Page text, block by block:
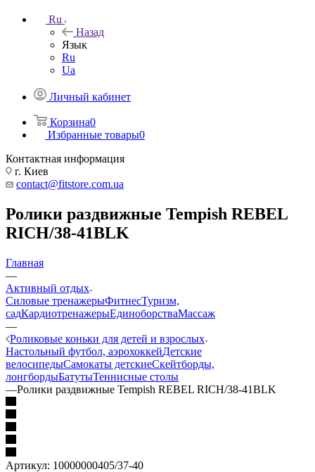
Ru
Назад
Язык
Ru
Ua
Личный кабинет
Корзина0
Избранные товары0
Контактная информация
г. Киев
contact@fitstore.com.ua
Ролики раздвижные Tempish REBEL
RICH/38-41BLK
Главная
—
Активный отдых
Силовые тренажерыФитнесТуризм,
садКардиотренажерыЕдиноборстваМассаж
—
Роликовые коньки для детей и взрослых
Настольный футбол, аэрохоккейДетские
велосипедыСамокаты детскиеСкейтборды,
лонгбордыБатутыТеннисные столы
—Ролики раздвижные Tempish REBEL RICH/38-41BLK
Артикул: 10000000405/37-40